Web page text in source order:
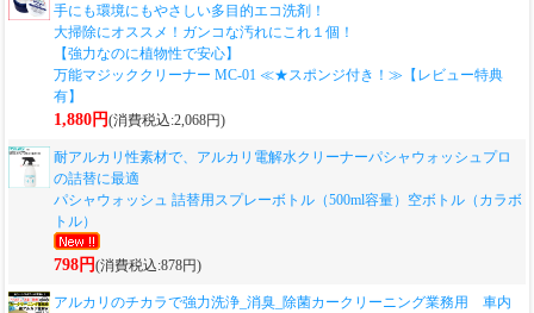
手にも環境にもやさしい多目的エコ洗剤！
大掃除にオススメ！ガンコな汚れにこれ１個！
【強力なのに植物性で安心】
万能マジッククリーナー MC-01 ≪★スポンジ付き！≫【レビュー特典
有】
1,880円(消費税込:2,068円)
耐アルカリ性素材で、アルカリ電解水クリーナーパシャウォッシュプロ
の詰替に最適
パシャウォッシュ 詰替用スプレーボトル（500ml容量）空ボトル（カラボ
トル）
798円(消費税込:878円)
アルカリのチカラで強力洗浄_消臭_除菌カークリーニング業務用 車内